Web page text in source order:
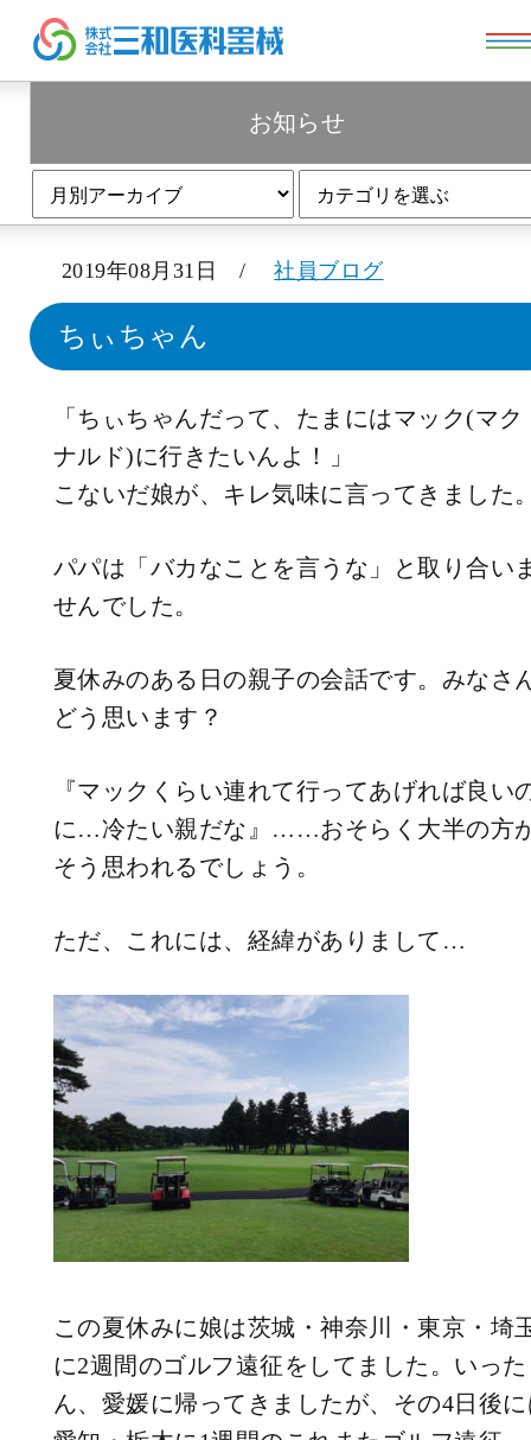
お知らせ
2019年08月31日 /社員ブログ
ちぃちゃん
「ちぃちゃんだって、たまにはマック(マク
ナルド)に行きたいんよ！」
こないだ娘が、キレ気味に言ってきました
パパは「バカなことを言うな」と取り合い
せんでした。
夏休みのある日の親子の会話です。みなさ
どう思います？
『マックくらい連れて行ってあげれば良い
に…冷たい親だな』……おそらく大半の方
そう思われるでしょう。
ただ、これには、経緯がありまして…
この夏休みに娘は茨城・神奈川・東京・埼
に2週間のゴルフ遠征をしてました。いった
ん、愛媛に帰ってきましたが、その4日後
お知らせ